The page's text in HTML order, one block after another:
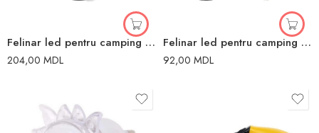
Felinar led pentru camping 3000K 122x225mm Elmos
204,00 MDL
Felinar led pentru camping 3W 67×95/135mm Elmos
92,00 MDL